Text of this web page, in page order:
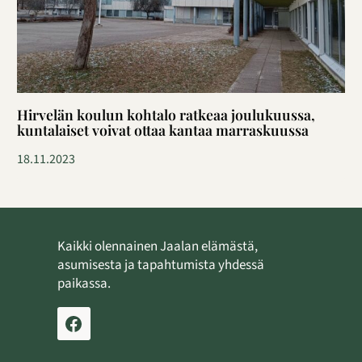
Hirvelän koulun kohtalo ratkeaa joulukuussa,
kuntalaiset voivat ottaa kantaa marraskuussa
18.11.2023
Kaikki olennainen Jaalan elämästä,
asumisesta ja tapahtumista yhdessä
paikassa.